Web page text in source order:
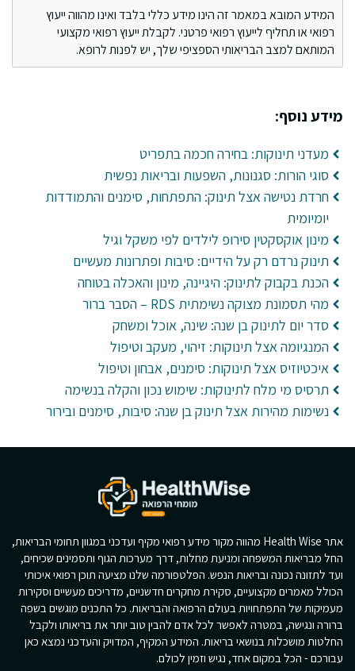
המידע המובא במאמר זה הינו מידע כללי בלבד ואינו מהווה ייעוץ
רפואי או תחליף לייעוץ רפואי פרטני. לקבלת ייעוץ רפואי מקצועי
המותאם למצב הבריאותי הספציפי שלך, יש לפנות לרופא.
מידע נוסף:
מעדני תינוקות: בחירה חכמה בתפריט
סוגי הורות: סגנונות, השפעות ובריאות נפשית
חרדת נטישה אצל תינוק: התפתחות, סימנים והתמודדות
יומיומית
מינון אוקסקטין סירופ לילדים לפי משקל וגיל
תינוק נרדם רק על הידיים: סיבות ופתרונות מעשיים
הכנת בקבוק לתינוק: היגיינה, מינון והאכלה בטוחה
מהי תסמונת מצוקה נשימתית RDS – הסבר ברור
סדר יום לתינוק בן שנה: שינה, אוכל ומשחק
המנגיומה אצל תינוקות: זיהוי, מעקב וטיפול
איכטיוזיס אצל תינוקות: סימנים, אבחון וטיפול
תרסיס מי מלח לתינוקות: שימוש נכון והקלה בנשימה
נשימות מהירות אצל תינוק בן שנה: סיבות, סימנים ובירור
אתר Health Wise מהווה מקור מידע רפואי מקיף ועדכני במגוון תחומי הבריאות,
החל מבריאות המשפחה ומניעת מחלות, דרך מערכות הגוף ותסמינים שכיחים,
ועד לתזונה נכונה ובריאות הנפש. הפלטפורמה שלנו מציעה תוכן רפואי איכותי
הכולל מאמרים מקצועיים, סקירת מחקרים חדשניים, מדריכים מעשיים וסקירות
מעמיקות של התפתחויות בעולם הרפואה והבריאות. כל התכנים מוגשים בשפה
ברורה ונגישה, במטרה לאפשר לכל אדם להבין טוב יותר את בריאותו ולקבל
החלטות מושכלות בנושאי בריאות. המידע המקיף, המדויק והעדכני נמצא כאן
עבורכם - הכל במקום אחד, נגיש וזמין לכולם.